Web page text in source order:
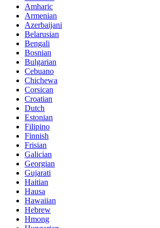
Amharic
Armenian
Azerbaijani
Belarusian
Bengali
Bosnian
Bulgarian
Cebuano
Chichewa
Corsican
Croatian
Dutch
Estonian
Filipino
Finnish
Frisian
Galician
Georgian
Gujarati
Haitian
Hausa
Hawaiian
Hebrew
Hmong